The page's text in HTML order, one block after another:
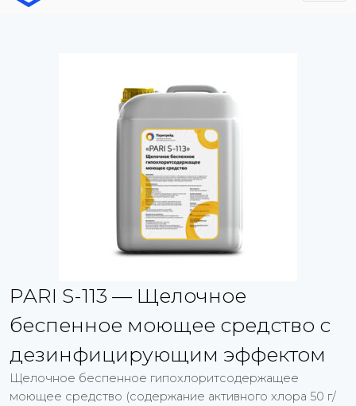
PARI S-113 — Щелочное
беспенное моющее средство с
дезинфицирующим эффектом
Щелочное беспенное гипохлоритсодержащее
моющее средство (содержание активного хлора 50 г/